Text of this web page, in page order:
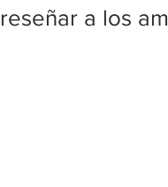
reseñar a los